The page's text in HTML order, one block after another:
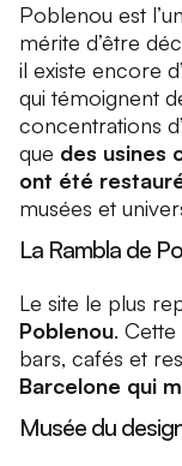
Poblenou est
mérite d’être
il existe encore
qui témoignent
concentrations
que des usines
ont été
musées et
La Rambla de
Le site le plus
Poblenou.
bars, cafés et
Barcelone qui
Musée du